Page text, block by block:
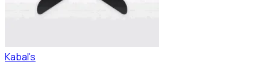
Kabal's